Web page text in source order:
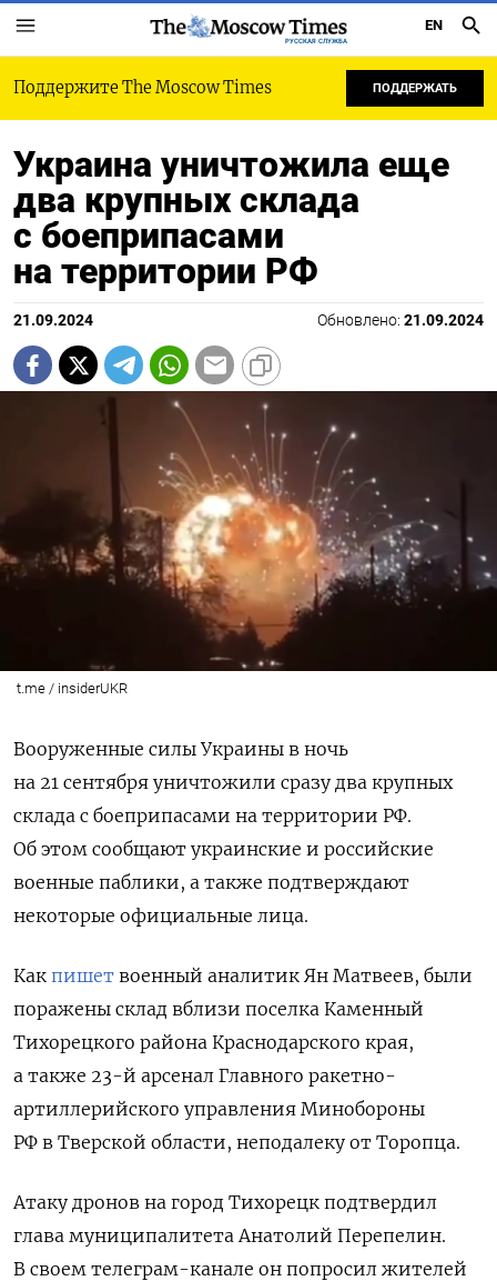
РУССКАЯ СЛУЖБА
EN
Поддержите The Moscow Times ПОДДЕРЖАТЬ
Украина уничтожила еще
два крупных склада
с боеприпасами
на территории РФ
21.09.2024 Обновлено: 21.09.2024
t.me / insiderUKR
Вооруженные силы Украины в ночь
на 21 сентября уничтожили сразу два крупных
склада с боеприпасами на территории РФ.
Об этом сообщают украинские и российские
военные паблики, а также подтверждают
некоторые официальные лица.
Как пишет военный аналитик Ян Матвеев, были
поражены склад вблизи поселка Каменный
Тихорецкого района Краснодарского края,
а также 23-й арсенал Главного ракетно-
артиллерийского управления Минобороны
РФ в Тверской области, неподалеку от Торопца.
Атаку дронов на город Тихорецк подтвердил
глава муниципалитета Анатолий Перепелин.
В своем телеграм-канале он попросил жителей